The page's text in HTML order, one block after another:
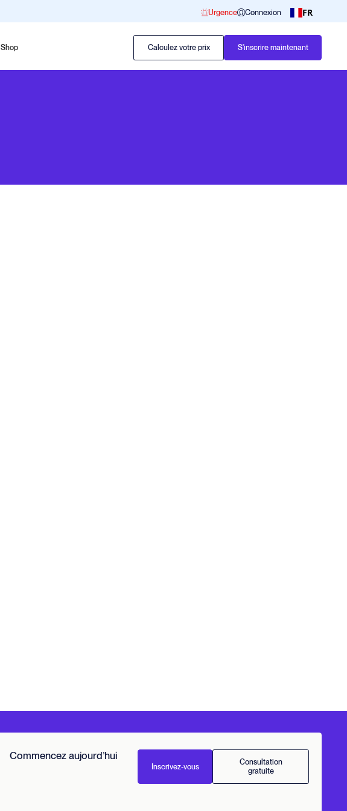
Urgence Connexion FR
Shop Calculez votre prix S'inscrire maintenant
Commencez aujourd’hui
Inscrivez-vous
Consultation
gratuite